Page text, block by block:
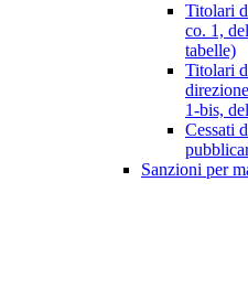
Titolari
co. 1,
tabelle)
Titolari
1-bis,
Cessati
Sanzioni per